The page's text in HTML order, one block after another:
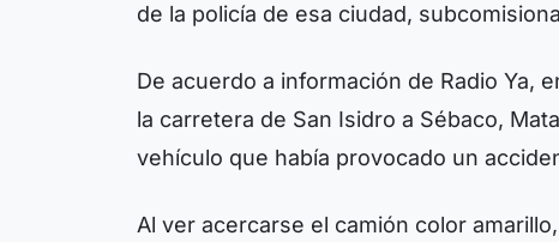
de la policía de esa ciudad,
De acuerdo a información de Radio Ya,
la carretera de San Isidro a Sébaco,
vehículo que había provocado un
Al ver acercarse el camión color